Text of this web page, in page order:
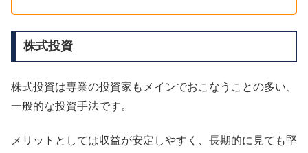
株式投資
株式投資は専業の投資家もメインでおこなうことの多い、
一般的な投資手法です。
メリットとしては収益が安定しやすく、長期的に見ても堅